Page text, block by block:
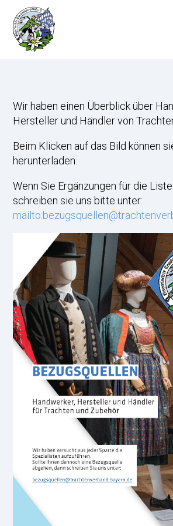
Wir haben einen Überblick über
Hersteller und Händler von
Beim Klicken auf das Bild können
herunterladen.
Wenn Sie Ergänzungen für die
schreiben sie uns bitte unter: